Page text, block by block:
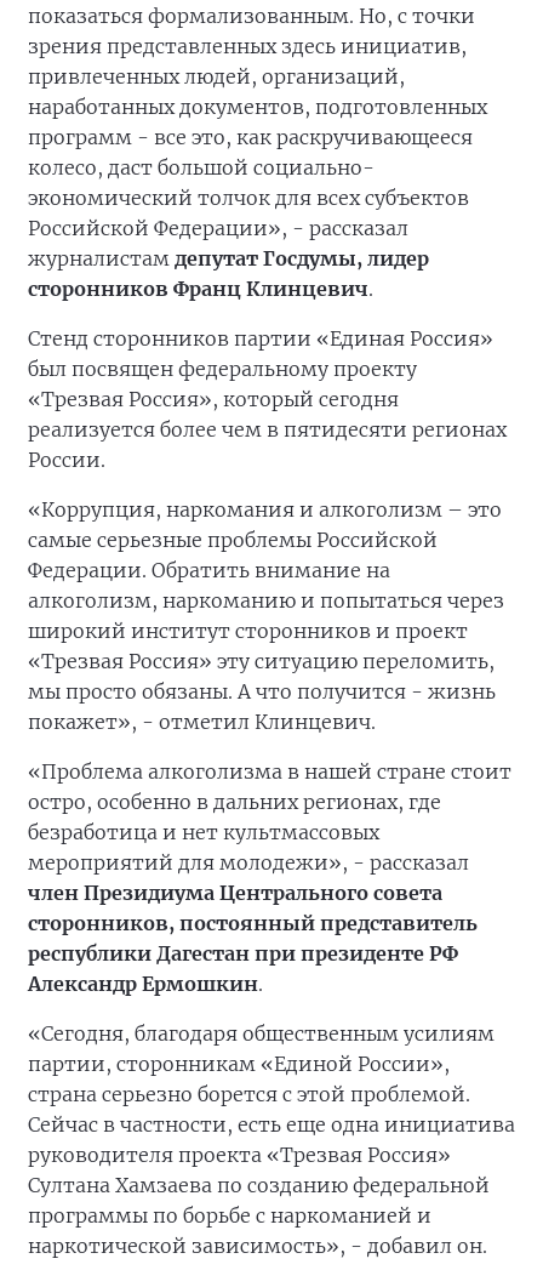
показаться формализованным. Но, с точки
зрения представленных здесь инициатив,
привлеченных людей, организаций,
наработанных документов, подготовленных
программ - все это, как раскручивающееся
колесо, даст большой социально-
экономический толчок для всех субъектов
Российской Федерации», - рассказал
журналистам депутат Госдумы, лидер
сторонников Франц Клинцевич.
Стенд сторонников партии «Единая Россия»
был посвящен федеральному проекту
«Трезвая Россия», который сегодня
реализуется более чем в пятидесяти регионах
России.
«Коррупция, наркомания и алкоголизм – это
самые серьезные проблемы Российской
Федерации. Обратить внимание на
алкоголизм, наркоманию и попытаться через
широкий институт сторонников и проект
«Трезвая Россия» эту ситуацию переломить,
мы просто обязаны. А что получится - жизнь
покажет», - отметил Клинцевич.
«Проблема алкоголизма в нашей стране стоит
остро, особенно в дальних регионах, где
безработица и нет культмассовых
мероприятий для молодежи», - рассказал
член Президиума Центрального совета
сторонников, постоянный представитель
республики Дагестан при президенте РФ
Александр Ермошкин.
«Сегодня, благодаря общественным усилиям
партии, сторонникам «Единой России»,
страна серьезно борется с этой проблемой.
Сейчас в частности, есть еще одна инициатива
руководителя проекта «Трезвая Россия»
Султана Хамзаева по созданию федеральной
программы по борьбе с наркоманией и
наркотической зависимость», - добавил он.